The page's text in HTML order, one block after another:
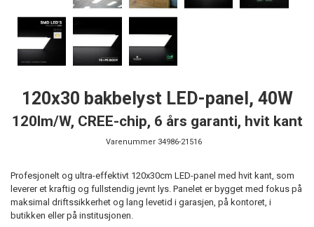
120x30 bakbelyst LED-panel, 40W
120lm/W, CREE-chip, 6 års garanti, hvit kant
Varenummer 34986-21516
Profesjonelt og ultra-effektivt 120x30cm LED-panel med hvit kant, som
leverer et kraftig og fullstendig jevnt lys. Panelet er bygget med fokus på
maksimal driftssikkerhet og lang levetid i garasjen, på kontoret, i
butikken eller på institusjonen.